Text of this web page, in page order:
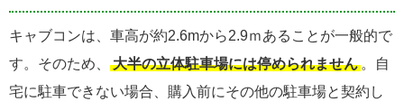
キャブコンは、車高が約2.6mから2.9ｍあることが一般的で
す。そのため、
大半の立体駐車場には停められません 。自
宅に駐車できない場合、購入前にその他の駐車場と契約し